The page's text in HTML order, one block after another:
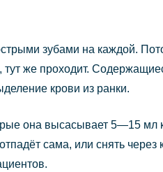
зубами на каждой.
тут же проходит.
крови из ранки.
она высасывает 5—15 мл
сама, или снять